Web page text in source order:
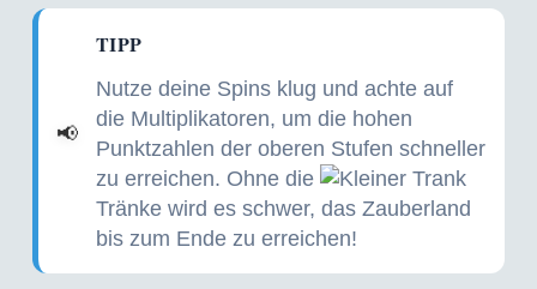
📢
TIPP
Nutze deine Spins klug und achte auf
die Multiplikatoren, um die hohen
Punktzahlen der oberen Stufen schneller
zu erreichen. Ohne die
Tränke wird es schwer, das Zauberland
bis zum Ende zu erreichen!